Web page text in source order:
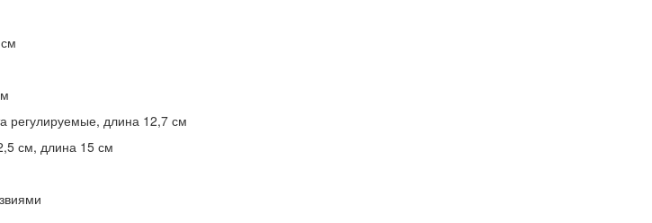
регулируемые, длина 12,7 см
см, длина 15 см